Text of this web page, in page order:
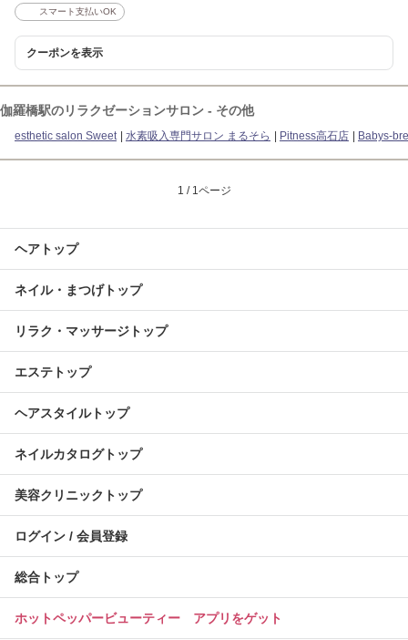
スマート支払いOK
クーポンを表示
伽羅橋駅のリラクゼーションサロン - その他
esthetic salon Sweet 水素吸入専門サロン まるそら Pitness高石店 Babys-
1 / 1ページ
ヘアトップ
ネイル・まつげトップ
リラク・マッサージトップ
エステトップ
ヘアスタイルトップ
ネイルカタログトップ
美容クリニックトップ
ログイン / 会員登録
総合トップ
ホットペッパービューティー アプリをゲット